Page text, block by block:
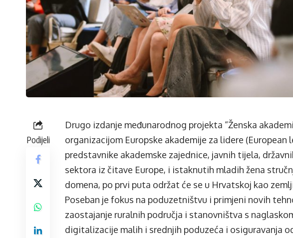
Podijeli
Drugo izdanje međunarodnog projekta “Ženska
organizacijom Europske akademije za lidere (European
predstavnike akademske zajednice, javnih tijela,
sektora iz čitave Europe, i istaknutih mladih žena
domena, po prvi puta održat će se u Hrvatskoj kao
Poseban je fokus na poduzetništvu i primjeni novih
zaostajanje ruralnih područja i stanovništva s
digitalizacije malih i srednjih poduzeća i osiguravanja